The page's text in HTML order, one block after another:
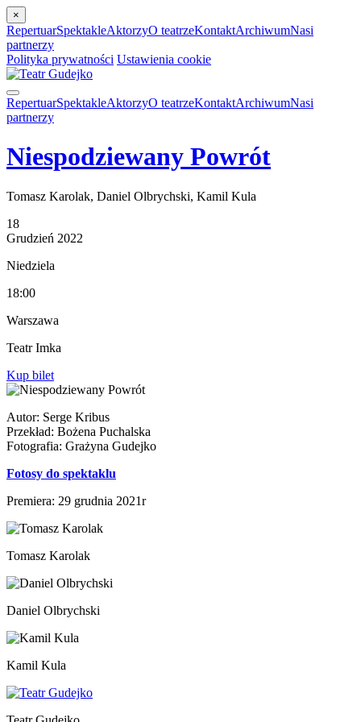
×
RepertuarSpektakleAktorzyO teatrzeKontaktArchiwumNasi
partnerzy
Polityka prywatności Ustawienia cookie
RepertuarSpektakleAktorzyO teatrzeKontaktArchiwumNasi
partnerzy
Niespodziewany Powrót
Tomasz Karolak, Daniel Olbrychski, Kamil Kula
18
Grudzień 2022
Niedziela
18:00
Warszawa
Teatr Imka
Kup bilet
Autor: Serge Kribus
Przekład: Bożena Puchalska
Fotografia: Grażyna Gudejko
Fotosy do spektaklu
Premiera: 29 grudnia 2021r
Tomasz Karolak
Daniel Olbrychski
Kamil Kula